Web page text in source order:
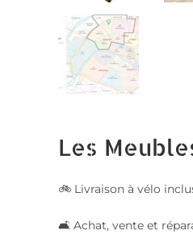
Les
🚲 Livraison à vélo
🛋️ Achat, vente et